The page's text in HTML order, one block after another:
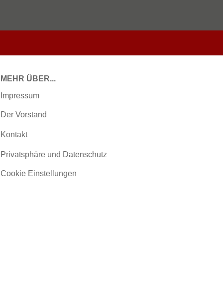
MEHR ÜBER...
Impressum
Der Vorstand
Kontakt
Privatsphäre und Datenschutz
Cookie Einstellungen